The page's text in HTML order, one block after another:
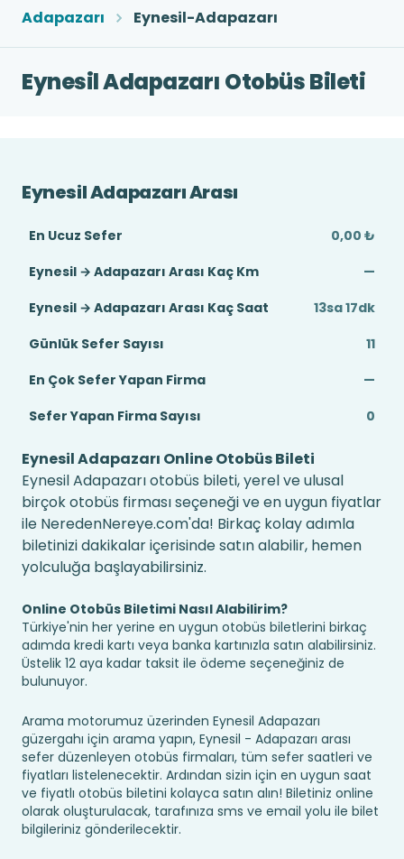
Adapazarı
Eynesil-Adapazarı
Eynesil Adapazarı Otobüs Bileti
Eynesil Adapazarı Arası
En Ucuz Sefer
0,00 ₺
Eynesil → Adapazarı Arası Kaç Km
—
Eynesil → Adapazarı Arası Kaç Saat
13sa 17dk
Günlük Sefer Sayısı
11
En Çok Sefer Yapan Firma
—
Sefer Yapan Firma Sayısı
0
Eynesil Adapazarı Online Otobüs Bileti
Eynesil Adapazarı otobüs bileti, yerel ve ulusal
birçok otobüs firması seçeneği ve en uygun fiyatlar
ile NeredenNereye.com'da! Birkaç kolay adımla
biletinizi dakikalar içerisinde satın alabilir, hemen
yolculuğa başlayabilirsiniz.
Online Otobüs Biletimi Nasıl Alabilirim?
Türkiye'nin her yerine en uygun otobüs biletlerini birkaç
adımda kredi kartı veya banka kartınızla satın alabilirsiniz.
Üstelik 12 aya kadar taksit ile ödeme seçeneğiniz de
bulunuyor.
Arama motorumuz üzerinden Eynesil Adapazarı
güzergahı için arama yapın, Eynesil - Adapazarı arası
sefer düzenleyen otobüs firmaları, tüm sefer saatleri ve
fiyatları listelenecektir. Ardından sizin için en uygun saat
ve fiyatlı otobüs biletini kolayca satın alın! Biletiniz online
olarak oluşturulacak, tarafınıza sms ve email yolu ile bilet
bilgileriniz gönderilecektir.